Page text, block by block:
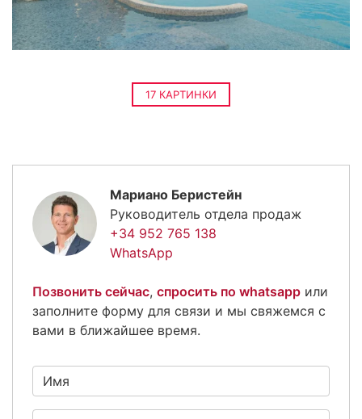
17 КАРТИНКИ
Мариано Беристейн
Руководитель отдела продаж
+34 952 765 138
WhatsApp
Позвонить сейчас, спросить по whatsapp или
заполните форму для связи и мы свяжемся с
вами в ближайшее время.